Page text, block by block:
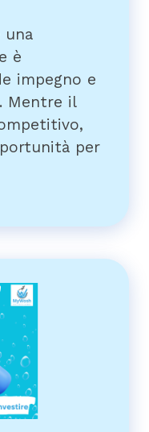
una
è
impegno e
Mentre il
per